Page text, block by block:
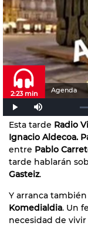
Agenda
2:23 min
Esta tarde Radio
Ignacio Aldecoa.
entre Pablo
tarde hablarán
Gasteiz.
Y arranca
Komedialdia. Un
necesidad de